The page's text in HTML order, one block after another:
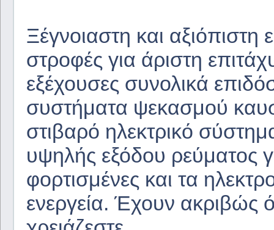
Ξέγνοιαστη και
στροφές για άριστη
εξέχουσες συνολικά
συστήματα ψεκασμού
στιβαρό ηλεκτρικό
υψηλής εξόδου ρεύματος
φορτισμένες και τα
ενεργεία. Έχουν ακριβώς